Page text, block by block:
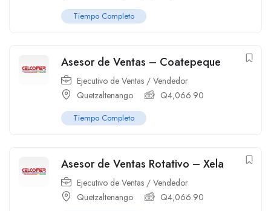
Tiempo Completo
Asesor de Ventas – Coatepeque
Ejecutivo de Ventas / Vendedor
Quetzaltenango
Q4,066.90
Tiempo Completo
Asesor de Ventas Rotativo – Xela
Ejecutivo de Ventas / Vendedor
Quetzaltenango
Q4,066.90